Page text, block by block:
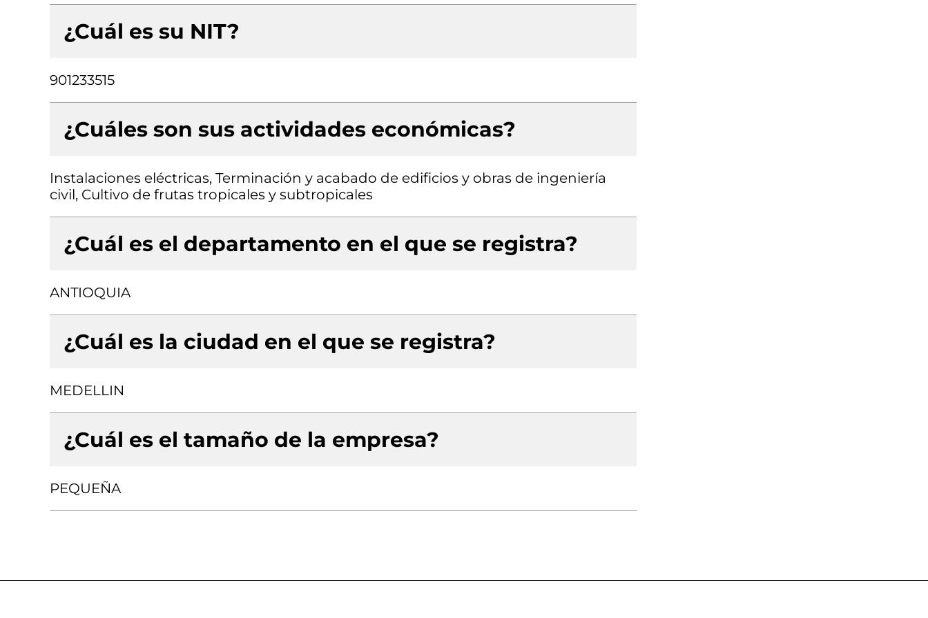
¿Cuál es su NIT?
901233515
¿Cuáles son sus actividades económicas?
Instalaciones eléctricas, Terminación y acabado de edificios y obras de ingeniería
civil, Cultivo de frutas tropicales y subtropicales
¿Cuál es el departamento en el que se registra?
ANTIOQUIA
¿Cuál es la ciudad en el que se registra?
MEDELLIN
¿Cuál es el tamaño de la empresa?
PEQUEÑA